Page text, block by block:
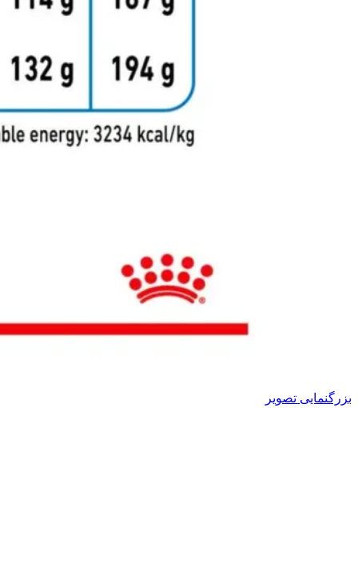
بزرگنمایی تصویر